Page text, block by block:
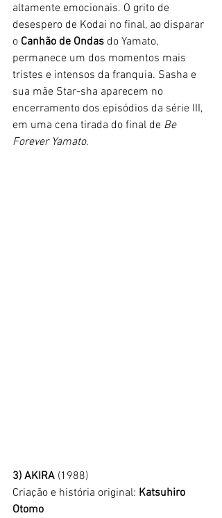
altamente emocionais. O grito de
desespero de Kodai no final, ao disparar
o Canhão de Ondas do Yamato,
permanece um dos momentos mais
tristes e intensos da franquia. Sasha e
sua mãe Star-sha aparecem no
encerramento dos episódios da série III,
em uma cena tirada do final de Be
Forever Yamato.
3) AKIRA (1988)
Criação e história original: Katsuhiro
Otomo